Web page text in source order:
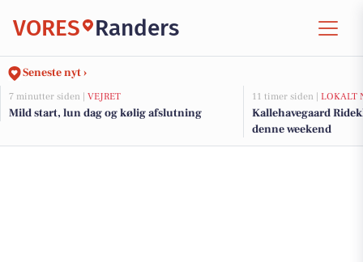
VORES Randers
Seneste nyt ›
7 minutter siden | VEJRET
Mild start, lun dag og kølig afslutning
11 timer siden | LOKALT
Kallehavegaard
denne weekend